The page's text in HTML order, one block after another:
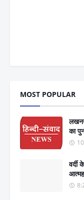
MOST POPULAR
का
वर्दी